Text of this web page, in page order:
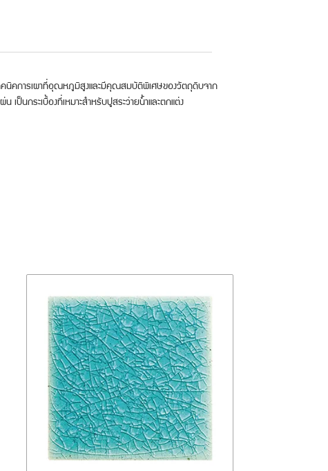
ทคนิคการเผาที่อุณหภูมิสูงและมีคุณสมบัติพิเศษของวัตถุดิบจาก
ป็นกระเบื้องที่เหมาะสำหรับปูสระว่ายน้ำและตกแต่ง